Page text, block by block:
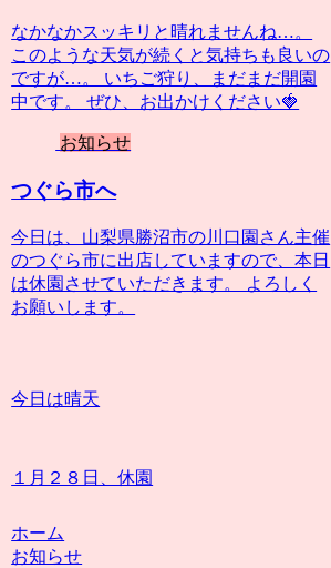
なかなかスッキリと晴れませんね…。
このような天気が続くと気持ちも良いの
ですが…。 いちご狩り、まだまだ開園
中です。 ぜひ、お出かけください🍓
お知らせ
つぐら市へ
今日は、山梨県勝沼市の川口園さん主催
のつぐら市に出店していますので、本日
は休園させていただきます。 よろしく
お願いします。
今日は晴天
１月２８日、休園
ホーム
お知らせ